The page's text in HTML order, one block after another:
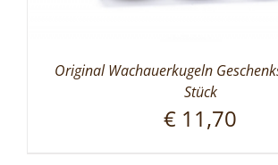
Original Wachauerkugeln
Stück
€ 11,70